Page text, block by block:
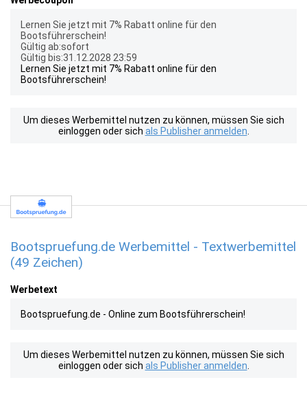
Lernen Sie jetzt mit 7% Rabatt online für den
Bootsführerschein!
Gültig ab:sofort
Gültig bis:31.12.2028 23:59
Lernen Sie jetzt mit 7% Rabatt online für den
Bootsführerschein!
Um dieses Werbemittel nutzen zu können, müssen Sie sich
einloggen oder sich als Publisher anmelden
Bootspruefung.de Werbemittel - Textwerbemittel
(49 Zeichen)
Werbetext
Bootspruefung.de - Online zum Bootsführerschein!
Um dieses Werbemittel nutzen zu können, müssen Sie sich
einloggen oder sich als Publisher anmelden